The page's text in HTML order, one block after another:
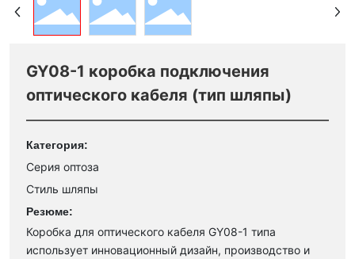
GY08-1 коробка подключения
оптического кабеля (тип шляпы)
Категория:
Серия оптоза
Стиль шляпы
Резюме:
Коробка для оптического кабеля GY08-1 типа
использует инновационный дизайн, производство и